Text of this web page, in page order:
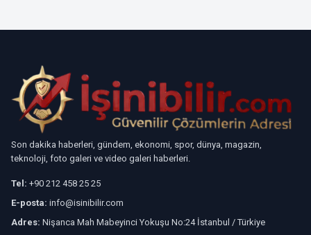
Son dakika haberleri, gündem, ekonomi, spor, dünya, magazin,
teknoloji, foto galeri ve video galeri haberleri.
Tel: +90 212 458 25 25
E-posta: info@isinibilir.com
Adres: Nişanca Mah Mabeyinci Yokuşu No:24 İstanbul / Türkiye